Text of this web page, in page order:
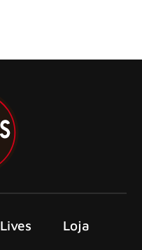
Lives Loja